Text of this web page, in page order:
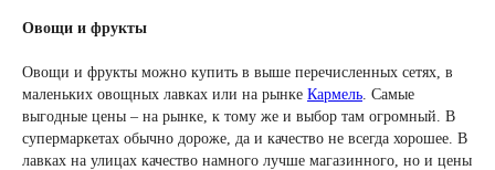
Овощи и фрукты
Овощи и фрукты можно купить в выше перечисленных сетях, в
маленьких овощных лавках или на рынке Кармель . Самые
выгодные цены – на рынке, к тому же и выбор там огромный. В
супермаркетах обычно дороже, да и качество не всегда хорошее. В
лавках на улицах качество намного лучше магазинного, но и цены